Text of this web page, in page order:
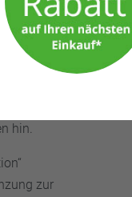
, wurde
hin.
zur